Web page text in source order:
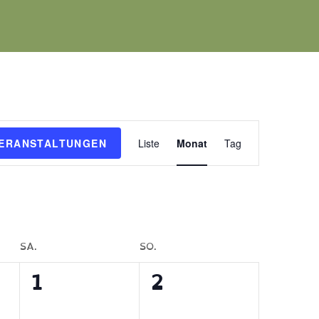
Veranstaltung
Ansichten-
Navigation
Liste Monat Tag
SA. SO.
0
1 0
2